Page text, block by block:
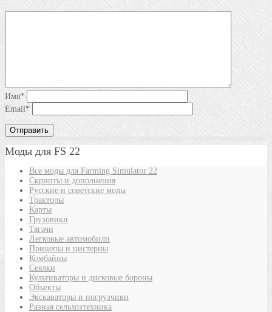
Имя*
Email*
Моды для FS 22
Все моды для Farming Simulator 22
Скрипты и дополнения
Русские и советские моды
Тракторы
Карты
Грузовики
Тягачи
Легковые автомобили
Прицепы и цистерны
Комбайны
Сеялки
Культиваторы и дисковые бороны
Объекты
Экскаваторы и погрузчики
Разная сельхозтехника